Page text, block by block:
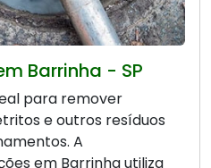
Barrinha - SP
para remover
e outros resíduos
A
em Barrinha utiliza